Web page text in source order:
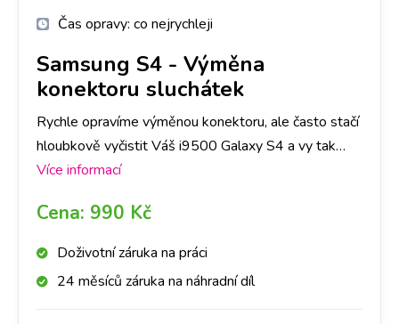
Čas opravy: co nejrychleji
Samsung S4 - Výměna
konektoru sluchátek
Rychle opravíme výměnou konektoru, ale často stačí
hloubkově vyčistit Váš i9500 Galaxy S4 a vy tak
ušetříte čas i peníze. Nejlepší je nyní se zastavit na
Více informací
Cena: 990 Kč
Doživotní záruka na práci
24 měsíců záruka na náhradní díl